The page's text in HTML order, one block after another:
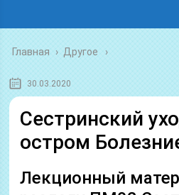
Главная › Другое
30.03.2020
Сестринский
остром
Лекционный